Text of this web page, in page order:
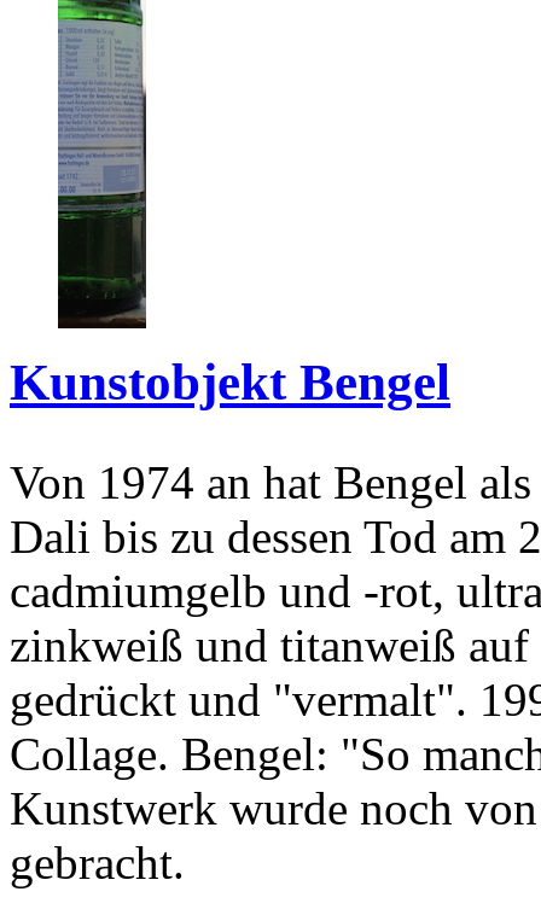
Kunstobjekt Bengel
Von 1974 an hat Bengel
Dali bis zu dessen Tod am
cadmiumgelb und -rot,
zinkweiß und titanweiß
gedrückt und "vermalt".
Collage. Bengel: "So
Kunstwerk wurde noch
gebracht.